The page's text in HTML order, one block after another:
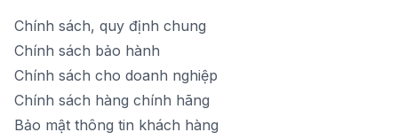
Chính sách, quy định chung
Chính sách bảo hành
Chính sách cho doanh nghiệp
Chính sách hàng chính hãng
Bảo mật thông tin khách hàng